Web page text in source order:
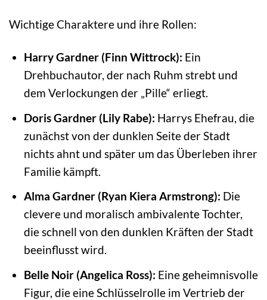
Wichtige Charaktere und ihre Rollen:
Harry Gardner (Finn Wittrock): Ein
Drehbuchautor, der nach Ruhm strebt und
dem Verlockungen der „Pille“ erliegt.
Doris Gardner (Lily Rabe): Harrys Ehefrau, die
zunächst von der dunklen Seite der Stadt
nichts ahnt und später um das Überleben ihrer
Familie kämpft.
Alma Gardner (Ryan Kiera Armstrong): Die
clevere und moralisch ambivalente Tochter,
die schnell von den dunklen Kräften der Stadt
beeinflusst wird.
Belle Noir (Angelica Ross): Eine geheimnisvolle
Figur, die eine Schlüsselrolle im Vertrieb der